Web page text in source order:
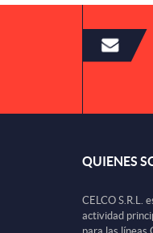
QUIENES
CELCO S.R.L.
actividad